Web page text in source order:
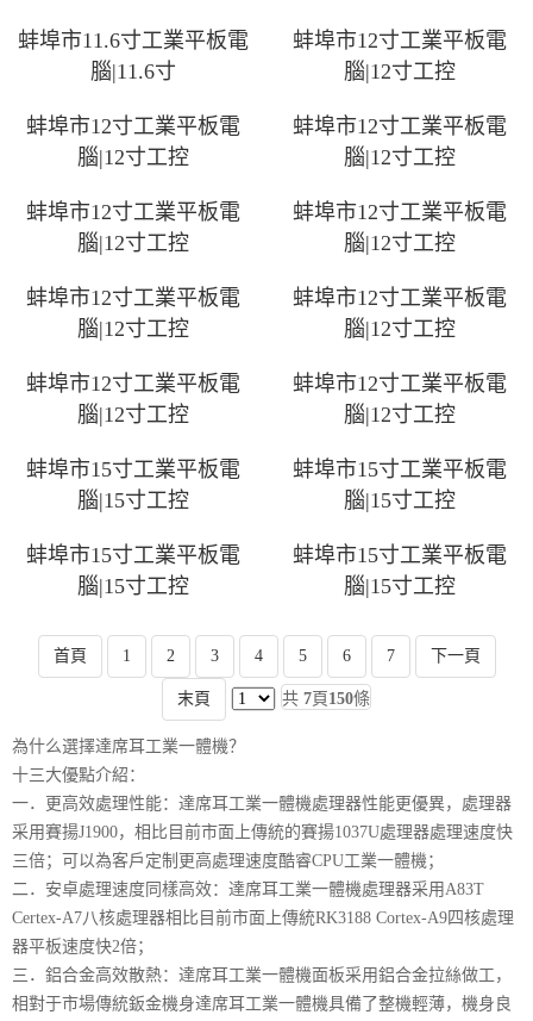
蚌埠市11.6寸工業平板電
腦|11.6寸
蚌埠市12寸工業平板電
腦|12寸工控
蚌埠市12寸工業平板電
腦|12寸工控
蚌埠市12寸工業平板電
腦|12寸工控
蚌埠市12寸工業平板電
腦|12寸工控
蚌埠市12寸工業平板電
腦|12寸工控
蚌埠市12寸工業平板電
腦|12寸工控
蚌埠市12寸工業平板電
腦|12寸工控
蚌埠市12寸工業平板電
腦|12寸工控
蚌埠市12寸工業平板電
腦|12寸工控
蚌埠市15寸工業平板電
腦|15寸工控
蚌埠市15寸工業平板電
腦|15寸工控
蚌埠市15寸工業平板電
腦|15寸工控
蚌埠市15寸工業平板電
腦|15寸工控
首頁 1 2 3 4 5 6 7 下一頁
末頁 共 7頁 150條
為什么選擇達席耳工業一體機？
十三大優點介紹：
一．更高效處理性能：達席耳工業一體機處理器性能更優異，處理器
采用賽揚J1900，相比目前市面上傳統的賽揚1037U處理器處理速度快
三倍；可以為客戶定制更高處理速度酷睿CPU工業一體機；
二．安卓處理速度同樣高效：達席耳工業一體機處理器采用A83T
Certex-A7八核處理器相比目前市面上傳統RK3188 Cortex-A9四核處理
器平板速度快2倍；
三．鋁合金高效散熱：達席耳工業一體機面板采用鋁合金拉絲做工，
相對于市場傳統鈑金機身達席耳工業一體機具備了整機輕薄，機身良